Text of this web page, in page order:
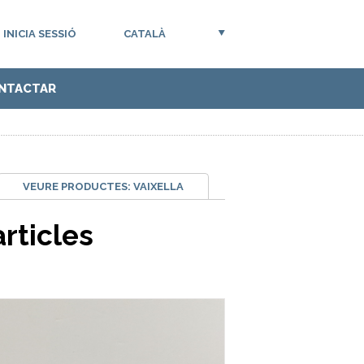
INICIA SESSIÓ CATALÀ
VEURE PRODUCTES: VAIXELLA